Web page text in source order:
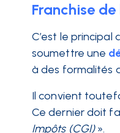
Franchise
C’est le
soumettre une
à des formalités
Il convient
Ce dernier doit
Impôts (CGI)».